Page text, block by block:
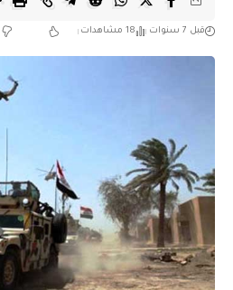
قبل 7 سنوات 18 مشاهدات